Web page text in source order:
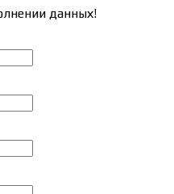
данных!